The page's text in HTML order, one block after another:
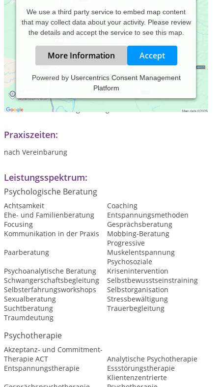
We use a third party service to embed map content
that may collect data about your activity. Please review
the details and accept the service to see this map.
More Information Accept
Powered by Usercentrics Consent Management
Platform
Praxis für tiefenpsychologisch fundierte
Körperpsychotherapie; Supervision und Fortbildung;
Praxisräume baubiologisch eingerichtet.
Praxiszeiten:
nach Vereinbarung
Leistungsspektrum:
Psychologische Beratung
Achtsamkeit
Coaching
Ehe- und Familienberatung
Entspannungsmethoden
Focusing
Gesprächsberatung
Kommunikation in der Praxis
Mobbing-Beratung
Paarberatung
Progressive
Muskelentspannung
Psychoanalytische Beratung
Psychosoziale
Krisenintervention
Schwangerschaftsbegleitung
Selbstbewusstseinstraining
Selbsterfahrungsworkshops
Selbstorganisation
Sexualberatung
Stressbewältigung
Suchtberatung
Trauerbegleitung
Traumdeutung
Psychotherapie
Akzeptanz- und Commitment-
Therapie ACT
Analytische Psychotherapie
Entspannungstherapie
Essstörungstherapie
Klientenzentrierte